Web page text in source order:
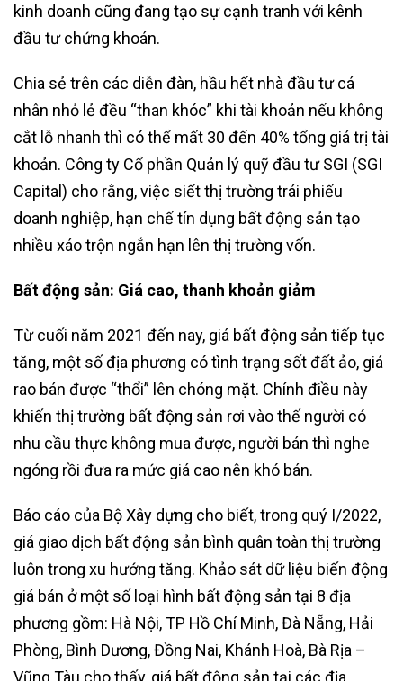
kinh doanh cũng đang tạo sự cạnh tranh với kênh
đầu tư chứng khoán.
Chia sẻ trên các diễn đàn, hầu hết nhà đầu tư cá
nhân nhỏ lẻ đều “than khóc” khi tài khoản nếu không
cắt lỗ nhanh thì có thể mất 30 đến 40% tổng giá trị tài
khoản. Công ty Cổ phần Quản lý quỹ đầu tư SGI (SGI
Capital) cho rằng, việc siết thị trường trái phiếu
doanh nghiệp, hạn chế tín dụng bất động sản tạo
nhiều xáo trộn ngắn hạn lên thị trường vốn.
Bất động sản: Giá cao, thanh khoản giảm
Từ cuối năm 2021 đến nay, giá bất động sản tiếp tục
tăng, một số địa phương có tình trạng sốt đất ảo, giá
rao bán được “thổi” lên chóng mặt. Chính điều này
khiến thị trường bất động sản rơi vào thế người có
nhu cầu thực không mua được, người bán thì nghe
ngóng rồi đưa ra mức giá cao nên khó bán.
Báo cáo của Bộ Xây dựng cho biết, trong quý I/2022,
giá giao dịch bất động sản bình quân toàn thị trường
luôn trong xu hướng tăng. Khảo sát dữ liệu biến động
giá bán ở một số loại hình bất động sản tại 8 địa
phương gồm: Hà Nội, TP Hồ Chí Minh, Đà Nẵng, Hải
Phòng, Bình Dương, Đồng Nai, Khánh Hoà, Bà Rịa –
Vũng Tàu cho thấy, giá bất động sản tại các địa